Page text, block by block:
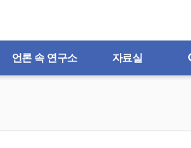
언론 속 연구소 자료실